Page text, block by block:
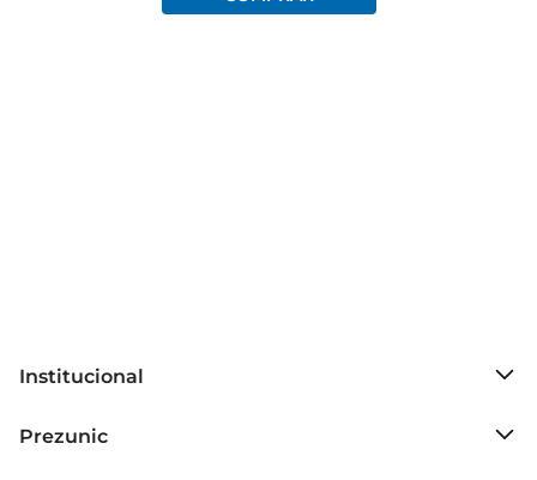
Esses morangos são perfeitos para preparar uma
mantenhaos no congelador e retire a quantidade
descongelar antes do uso, o que facilita ainda
Institucional
Grupo Cencosud
Prezunic